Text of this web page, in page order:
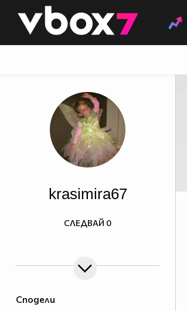
👾
Сподели
krasimira67
СЛЕДВАЙ 0